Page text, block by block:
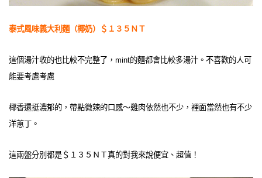
泰式風味義大利麵（椰奶）＄１３５ＮＴ
這個湯汁收的也比較不完整了，mint的麵都會比較多湯汁。不喜歡的人可
能要考慮考慮
椰香還挺濃郁的，帶點微辣的口感～雞肉依然也不少，裡面當然也有不少
洋蔥丁。
這兩盤分別都是＄１３５ＮＴ真的對我來說便宜、超值！